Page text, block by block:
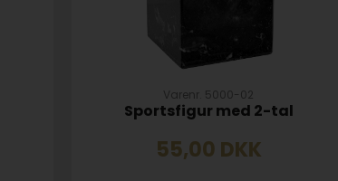
Varenr. 5000-02
Sportsfigur med 2-tal
55,00 DKK